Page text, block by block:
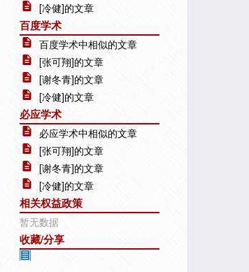
[冷健]的文章
百度学术
百度学术中相似的文章
[张可翔]的文章
[谢冬青]的文章
[冷健]的文章
必应学术
必应学术中相似的文章
[张可翔]的文章
[谢冬青]的文章
[冷健]的文章
相关权益政策
暂无数据
收藏/分享